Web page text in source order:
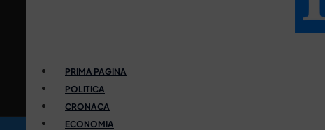
PRIMA PAGINA
POLITICA
CRONACA
ECONOMIA